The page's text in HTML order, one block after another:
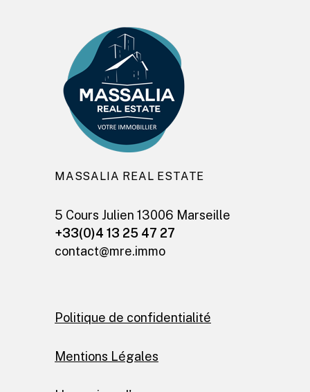
MASSALIA REAL ESTATE
5 Cours Julien 13006 Marseille
+33(0)4 13 25 47 27
contact@mre.immo
Politique de confidentialité
Mentions Légales